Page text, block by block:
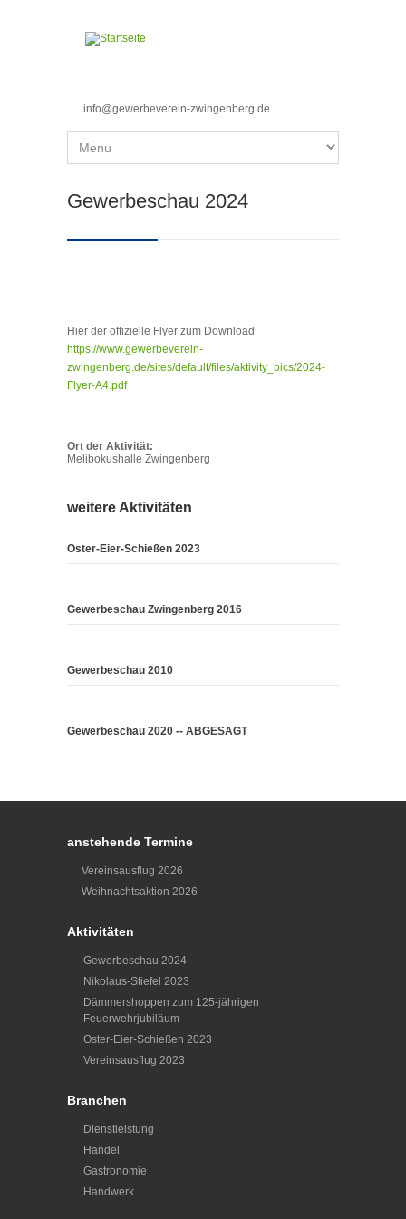
info@gewerbeverein-zwingenberg.de
Sie sind hier
Gewerbeschau 2024
Hier der offizielle Flyer zum Download
https://www.gewerbeverein-
zwingenberg.de/sites/default/files/aktivity_pics/2024-
Flyer-A4.pdf
Ort der Aktivität:
Melibokushalle Zwingenberg
weitere Aktivitäten
Oster-Eier-Schießen 2023
Gewerbeschau Zwingenberg 2016
Gewerbeschau 2010
Gewerbeschau 2020 -- ABGESAGT
anstehende Termine
Vereinsausflug 2026
Weihnachtsaktion 2026
Aktivitäten
Gewerbeschau 2024
Nikolaus-Stiefel 2023
Dämmershoppen zum 125-jährigen
Feuerwehrjubiläum
Oster-Eier-Schießen 2023
Vereinsausflug 2023
Branchen
Dienstleistung
Handel
Gastronomie
Handwerk